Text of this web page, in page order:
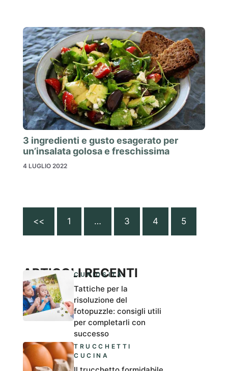
3 ingredienti e gusto esagerato per
un’insalata golosa e freschissima
4 LUGLIO 2022
<< 1 … 3 4 5
ARTICOLI RECENTI
CURIOSITÀ
Tattiche per la
risoluzione del
fotopuzzle: consigli utili
per completarli con
successo
TRUCCHETTI
CUCINA